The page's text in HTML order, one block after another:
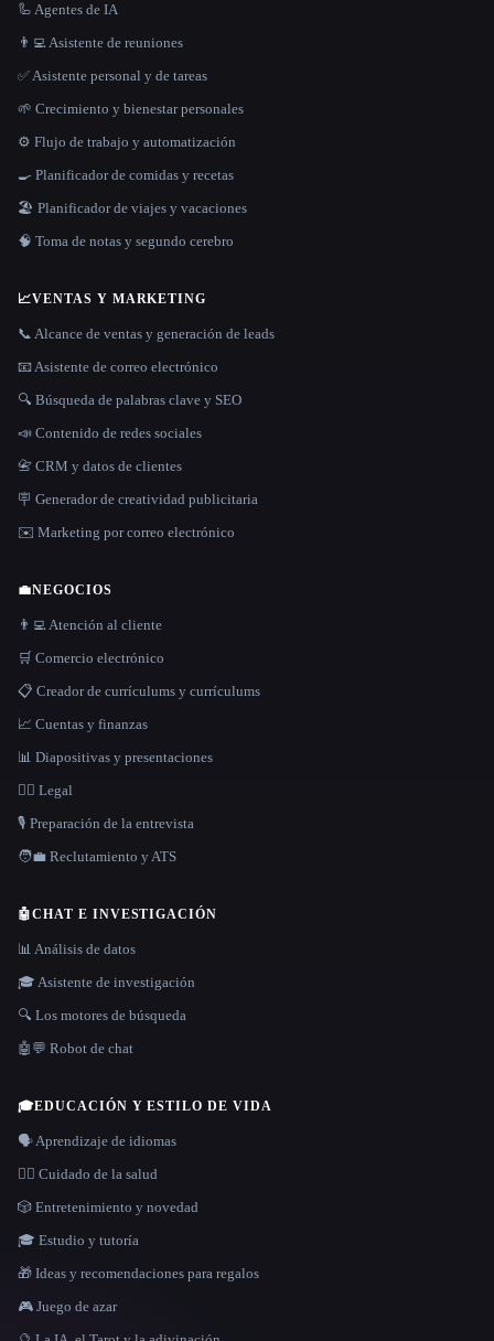
🦾 Agentes de IA
👨‍💻 Asistente de reuniones
✅ Asistente personal y de tareas
🌱 Crecimiento y bienestar personales
⚙️ Flujo de trabajo y automatización
🍳 Planificador de comidas y recetas
🏖 Planificador de viajes y vacaciones
🧠 Toma de notas y segundo cerebro
📈VENTAS Y MARKETING
📞 Alcance de ventas y generación de leads
📧 Asistente de correo electrónico
🔍 Búsqueda de palabras clave y SEO
📣 Contenido de redes sociales
📇 CRM y datos de clientes
🪧 Generador de creatividad publicitaria
✉️ Marketing por correo electrónico
💼NEGOCIOS
👨‍💻 Atención al cliente
🛒 Comercio electrónico
📋 Creador de currículums y currículums
📈 Cuentas y finanzas
📊 Diapositivas y presentaciones
👩‍⚖️ Legal
🎙️ Preparación de la entrevista
🧑‍💼 Reclutamiento y ATS
🤖CHAT E INVESTIGACIÓN
📊 Análisis de datos
🎓 Asistente de investigación
🔍 Los motores de búsqueda
🤖💬 Robot de chat
🎓EDUCACIÓN Y ESTILO DE VIDA
🗣️ Aprendizaje de idiomas
👩‍⚕️ Cuidado de la salud
🎲 Entretenimiento y novedad
🎓 Estudio y tutoría
🎁 Ideas y recomendaciones para regalos
🎮 Juego de azar